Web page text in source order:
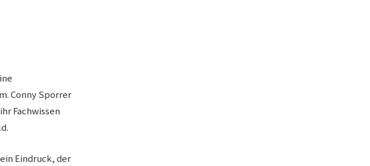
Conny Sporrer
Fachwissen
Eindruck, der